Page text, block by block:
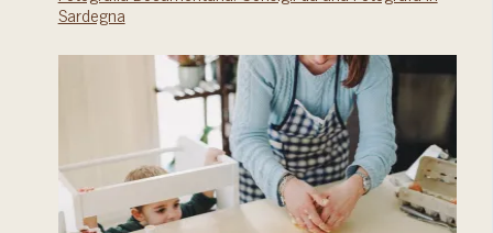
Sardegna